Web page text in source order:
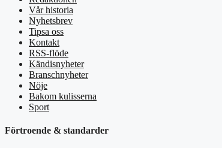
Vår historia
Nyhetsbrev
Tipsa oss
Kontakt
RSS-flöde
Kändisnyheter
Branschnyheter
Nöje
Bakom kulisserna
Sport
Förtroende & standarder